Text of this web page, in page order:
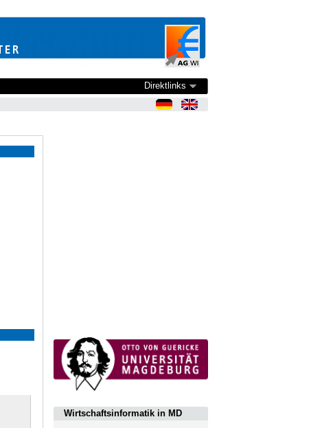
Direktlinks
Wirtschaftsinformatik in MD